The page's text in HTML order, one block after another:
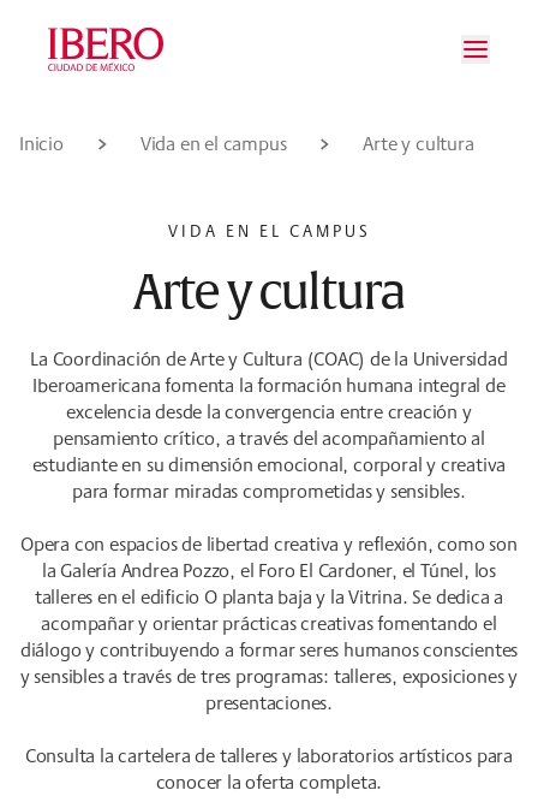
Saltar al contenido principal
Saltar a la navegación principal
Saltar al pie de página
Inicio Vida en el campus Arte y cultura
VIDA EN EL CAMPUS
Arte y cultura
La Coordinación de Arte y Cultura (COAC) de la Universidad
Iberoamericana fomenta la formación humana integral de
excelencia desde la convergencia entre creación y
pensamiento crítico, a través del acompañamiento al
estudiante en su dimensión emocional, corporal y creativa
para formar miradas comprometidas y sensibles.
Opera con espacios de libertad creativa y reflexión, como son
la Galería Andrea Pozzo, el Foro El Cardoner, el Túnel, los
talleres en el edificio O planta baja y la Vitrina. Se dedica a
acompañar y orientar prácticas creativas fomentando el
diálogo y contribuyendo a formar seres humanos conscientes
y sensibles a través de tres programas: talleres, exposiciones y
presentaciones.
Consulta la cartelera de talleres y laboratorios artísticos para
conocer la oferta completa.